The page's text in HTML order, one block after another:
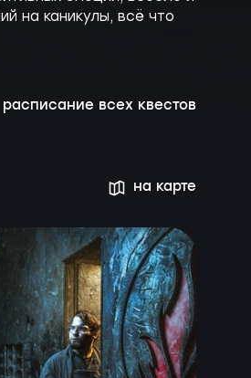
на каникулы, всё что
расписание всех квестов
на карте